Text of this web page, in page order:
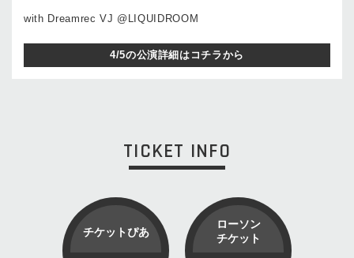
with Dreamrec VJ @LIQUIDROOM
4/5の公演詳細はコチラから
TICKET INFO
チケットぴあ
ローソン
チケット